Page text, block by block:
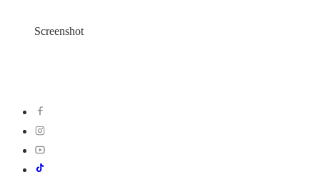
Screenshot